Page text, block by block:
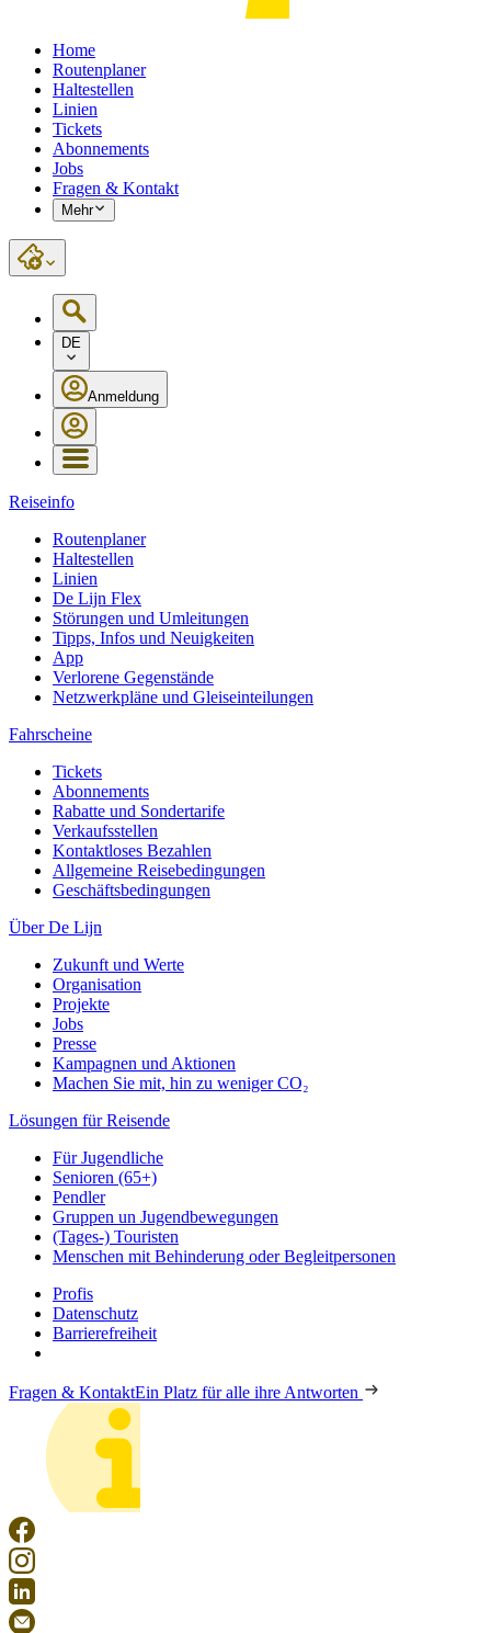
Home
Routenplaner
Haltestellen
Linien
Tickets
Abonnements
Jobs
Fragen & Kontakt
Mehr
DE
Anmeldung
Reiseinfo
Routenplaner
Haltestellen
Linien
De Lijn Flex
Störungen und Umleitungen
Tipps, Infos und Neuigkeiten
App
Verlorene Gegenstände
Netzwerkpläne und Gleiseinteilungen
Fahrscheine
Tickets
Abonnements
Rabatte und Sondertarife
Verkaufsstellen
Kontaktloses Bezahlen
Allgemeine Reisebedingungen
Geschäftsbedingungen
Über De Lijn
Zukunft und Werte
Organisation
Projekte
Jobs
Presse
Kampagnen und Aktionen
Machen Sie mit, hin zu weniger CO₂
Lösungen für Reisende
Für Jugendliche
Senioren (65+)
Pendler
Gruppen un Jugendbewegungen
(Tages-) Touristen
Menschen mit Behinderung oder Begleitpersonen
Profis
Datenschutz
Barrierefreiheit
Fragen & KontaktEin Platz für alle ihre Antworten